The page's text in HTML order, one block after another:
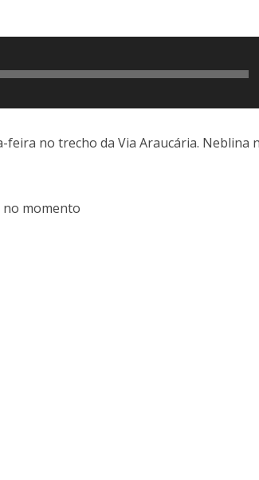
no trecho da Via Araucária. Neblina
no momento